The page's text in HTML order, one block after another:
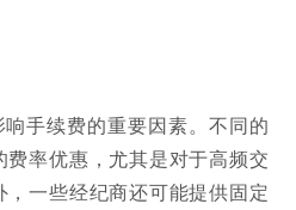
手续费的重要因素。不同的
率优惠，尤其是对于高频交
一些经纪商还可能提供固定